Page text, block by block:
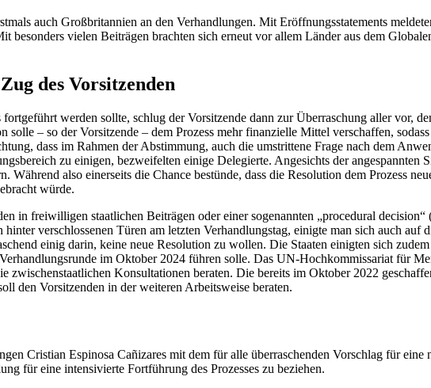
auch Großbritannien an den Verhandlungen. Mit Eröffnungsstatements
vielen Beiträgen brachten sich erneut vor allem Länder aus dem
des Vorsitzenden
werden sollte, schlug der Vorsitzende dann zur Überraschung aller vor,
– so der Vorsitzende – dem Prozess mehr finanzielle Mittel verschaffen,
dass im Rahmen der Abstimmung, auch die umstrittene Frage nach dem
zu einigen, bezweifelten einige Delegierte. Angesichts der angespannten
Während also einerseits die Chance bestünde, dass die Resolution dem Prozess
würde.
in freiwilligen staatlichen Beiträgen oder einer sogenannten „procedural decision“
verschlossenen Türen am letzten Verhandlungstag, einigte man sich auch
einig darin, keine neue Resolution zu wollen. Die Staaten einigten sich
im Oktober 2024 führen solle. Das UN-Hochkommissariat für
Konsultationen beraten. Die bereits im Oktober 2022
den Vorsitzenden in der weiteren Arbeitsweise beraten.
Cristian Espinosa Cañizares mit dem für alle überraschenden Vorschlag für
für eine intensivierte Fortführung des Prozesses zu beziehen.